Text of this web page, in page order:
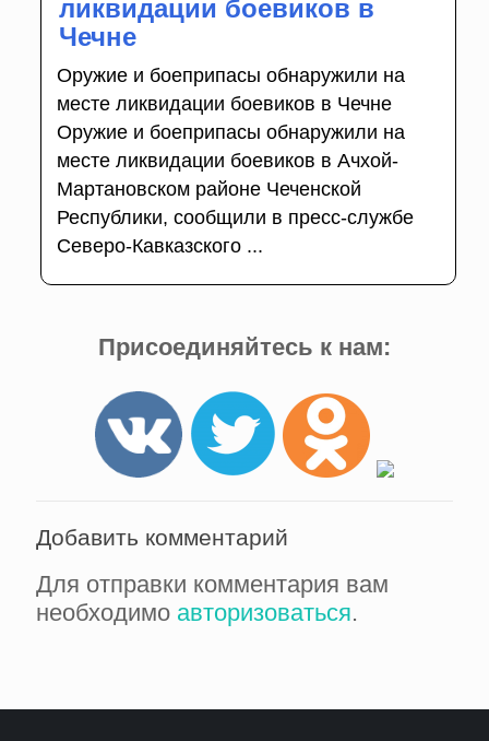
ликвидации боевиков в
Чечне
Оружие и боеприпасы обнаружили на
месте ликвидации боевиков в Чечне
Оружие и боеприпасы обнаружили на
месте ликвидации боевиков в Ачхой-
Мартановском районе Чеченской
Республики, сообщили в пресс-службе
Северо-Кавказского ...
Присоединяйтесь к нам:
Добавить комментарий
Для отправки комментария вам
необходимо авторизоваться.